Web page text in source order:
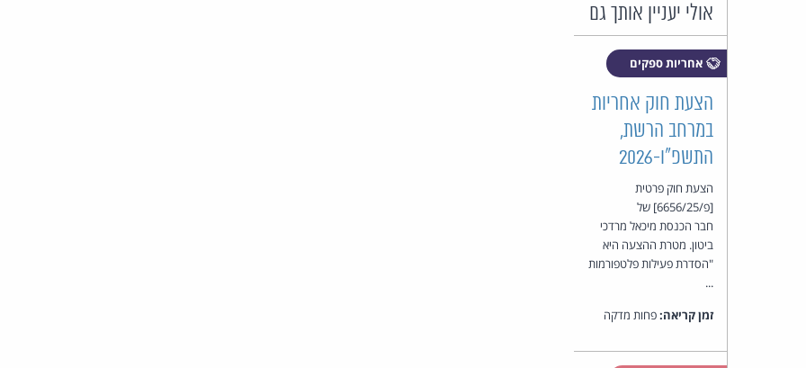
אולי יעניין אותך גם
אחריות ספקים
הצעת חוק אחריות
במרחב הרשת,
התשפ"ו-2026
הצעת חוק פרטית
[פ/6656/25] של
חבר הכנסת מיכאל מרדכי
ביטון. מטרת ההצעה היא
"הסדרת פעילות פלטפורמות
...
זמן קריאה:פחות מדקה